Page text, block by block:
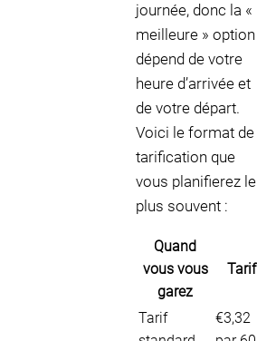
journée, donc la «
meilleure » option
dépend de votre
heure d’arrivée et
de votre départ.
Voici le format de
tarification que
vous planifierez le
plus souvent :
Quand
vous vous
garez
Tarif
Tarif
€3,32